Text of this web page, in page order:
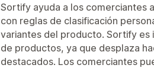
Sortify ayuda a los comerciantes
con reglas de clasificación
variantes del producto. Sortify es
de productos, ya que desplaza
destacados. Los comerciantes